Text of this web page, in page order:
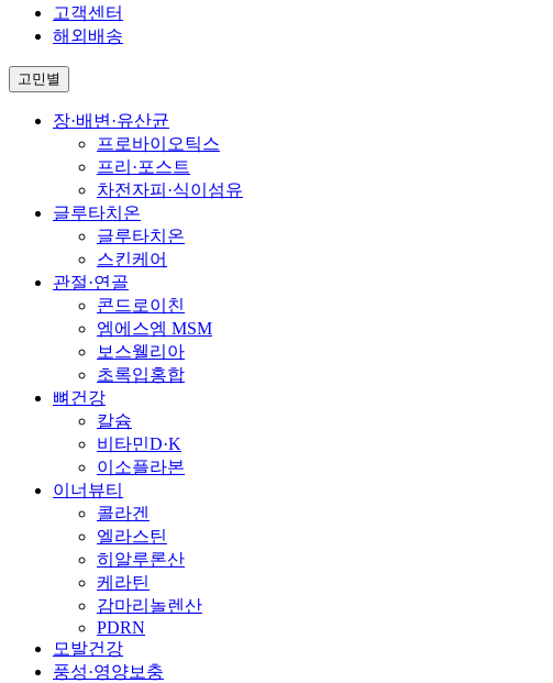
고객센터
해외배송
고민별
장·배변·유산균
프로바이오틱스
프리·포스트
차전자피·식이섬유
글루타치온
글루타치온
스킨케어
관절·연골
콘드로이친
엠에스엠 MSM
보스웰리아
초록입홍합
뼈건강
칼슘
비타민D·K
이소플라본
이너뷰티
콜라겐
엘라스틴
히알루론산
케라틴
감마리놀렌산
PDRN
모발건강
풍성·영양보충